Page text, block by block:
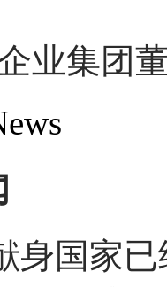
业集团
身国家